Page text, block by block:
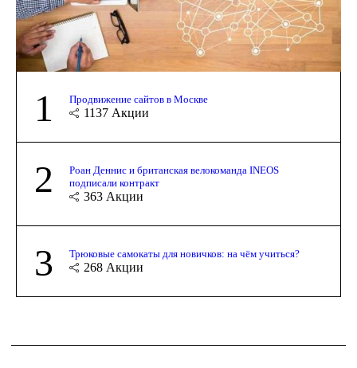
1 Продвижение сайтов в Москве
1137 Акции
2
Роан Деннис и британская велокоманда INEOS
подписали контракт
363 Акции
3 Трюковые самокаты для новичков: на чём учиться?
268 Акции